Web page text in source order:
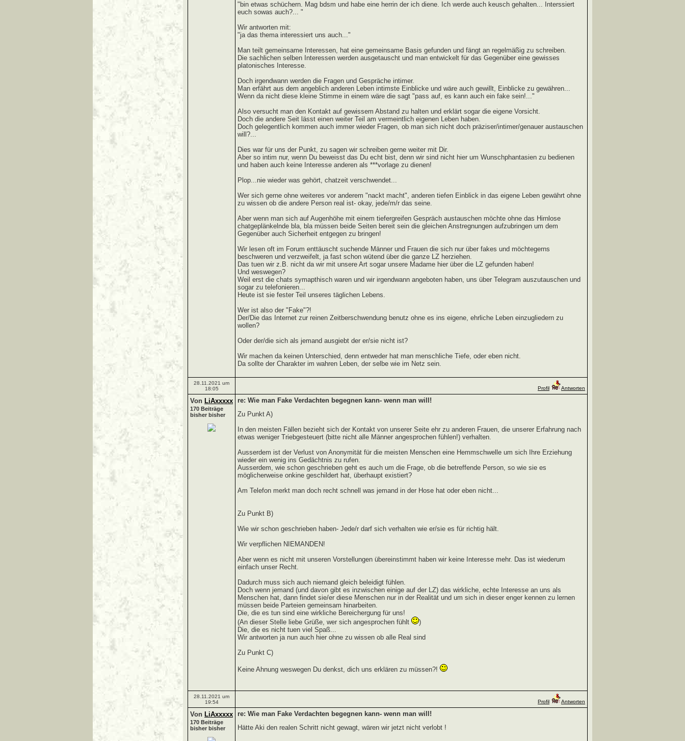
"bin etwas schüchern. Mag bdsm und habe eine herrin der ich diene. Ich werde auch keusch gehalten... Interssiert
euch sowas auch?... "
Wir antworten mit:
"ja das thema interessiert uns auch..."
Man teilt gemeinsame Interessen, hat eine gemeinsame Basis gefunden und fängt an regelmäßig zu schreiben.
Die sachlichen selben Interessen werden ausgetauscht und man entwickelt für das Gegenüber eine gewisses
platonisches Interesse.
Doch irgendwann werden die Fragen und Gespräche intimer.
Man erfährt aus dem angeblich anderen Leben intimste Einblicke und wäre auch gewillt, Einblicke zu gewähren...
Wenn da nicht diese kleine Stimme in einem wäre die sagt "pass auf, es kann auch ein fake sein!..."
Also versucht man den Kontakt auf gewissem Abstand zu halten und erklärt sogar die eigene Vorsicht.
Doch die andere Seit lässt einen weiter Teil am vermeintlich eigenen Leben haben.
Doch gelegentlich kommen auch immer wieder Fragen, ob man sich nicht doch präziser/intimer/genauer austauschen
will?...
Dies war für uns der Punkt, zu sagen wir schreiben gerne weiter mit Dir.
Aber so intim nur, wenn Du beweisst das Du echt bist, denn wir sind nicht hier um Wunschphantasien zu bedienen
und haben auch keine Interesse anderen als ***vorlage zu dienen!
Plop...nie wieder was gehört, chatzeit verschwendet...
Wer sich gerne ohne weiteres vor anderem "nackt macht", anderen tiefen Einblick in das eigene Leben gewährt ohne
zu wissen ob die andere Person real ist- okay, jede/m/r das seine.
Aber wenn man sich auf Augenhöhe mit einem tiefergreifen Gespräch austauschen möchte ohne das Hirnlose
chatgeplänkelnde bla, bla müssen beide Seiten bereit sein die gleichen Anstregnungen aufzubringen um dem
Gegenüber auch Sicherheit entgegen zu bringen!
Wir lesen oft im Forum enttäuscht suchende Männer und Frauen die sich nur über fakes und möchtegerns
beschweren und verzweifelt, ja fast schon wütend über die ganze LZ herziehen.
Das tuen wir z.B. nicht da wir mit unsere Art sogar unsere Madame hier über die LZ gefunden haben!
Und weswegen?
Weil erst die chats symapthisch waren und wir irgendwann angeboten haben, uns über Telegram auszutauschen und
sogar zu telefonieren...
Heute ist sie fester Teil unseres täglichen Lebens.
Wer ist also der "Fake"?!
Der/Die das Internet zur reinen Zeitberschwendung benutz ohne es ins eigene, ehrliche Leben einzugliedern zu
wollen?
Oder der/die sich als jemand ausgiebt der er/sie nicht ist?
Wir machen da keinen Unterschied, denn entweder hat man menschliche Tiefe, oder eben nicht.
Da sollte der Charakter im wahren Leben, der selbe wie im Netz sein.
28.11.2021 um
18:05
Profil Antworten
Von LiAxxxxx
170 Beiträge
bisher bisher
re: Wie man Fake Verdachten begegnen kann- wenn man will!
Zu Punkt A)
In den meisten Fällen bezieht sich der Kontakt von unserer Seite ehr zu anderen Frauen, die unserer Erfahrung nach
etwas weniger Triebgesteuert (bitte nicht alle Männer angesprochen fühlen!) verhalten.
Ausserdem ist der Verlust von Anonymität für die meisten Menschen eine Hemmschwelle um sich Ihre Erziehung
wieder ein wenig ins Gedächtnis zu rufen.
Ausserdem, wie schon geschrieben geht es auch um die Frage, ob die betreffende Person, so wie sie es
möglicherweise onkine geschildert hat, überhaupt existiert?
Am Telefon merkt man doch recht schnell was jemand in der Hose hat oder eben nicht...
Zu Punkt B)
Wie wir schon geschrieben haben- Jede/r darf sich verhalten wie er/sie es für richtig hält.
Wir verpflichen NIEMANDEN!
Aber wenn es nicht mit unseren Vorstellungen übereinstimmt haben wir keine Interesse mehr. Das ist wiederum
einfach unser Recht.
Dadurch muss sich auch niemand gleich beleidigt fühlen.
Doch wenn jemand (und davon gibt es inzwischen einige auf der LZ) das wirkliche, echte Interesse an uns als
Menschen hat, dann findet sie/er diese Menschen nur in der Realität und um sich in dieser enger kennen zu lernen
müssen beide Parteien gemeinsam hinarbeiten.
Die, die es tun sind eine wirkliche Bereichergung für uns!
(An dieser Stelle liebe Grüße, wer sich angesprochen fühlt
)
Die, die es nicht tuen viel Spaß...
Wir antworten ja nun auch hier ohne zu wissen ob alle Real sind
Zu Punkt C)
Keine Ahnung weswegen Du denkst, dich uns erklären zu müssen?!
28.11.2021 um
19:54
Profil Antworten
Von LiAxxxxx
170 Beiträge
bisher bisher
re: Wie man Fake Verdachten begegnen kann- wenn man will!
Hätte Aki den realen Schritt nicht gewagt, wären wir jetzt nicht verlobt !